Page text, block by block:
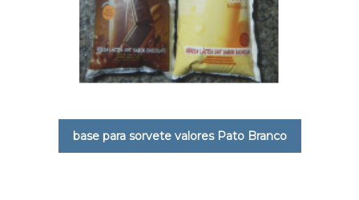
base para sorvete valores Pato Branco